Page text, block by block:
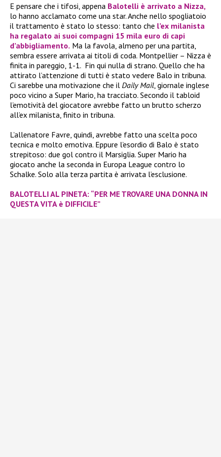
E pensare che i tifosi, appena Balotelli è arrivato a Nizza,
lo hanno acclamato come una star. Anche nello spogliatoio
il trattamento è stato lo stesso: tanto che l’ex milanista
ha regalato ai suoi compagni 15 mila euro di capi
d’abbigliamento. Ma la favola, almeno per una partita,
sembra essere arrivata ai titoli di coda. Montpellier – Nizza è
finita in pareggio, 1-1. Fin qui nulla di strano. Quello che ha
attirato l’attenzione di tutti è stato vedere Balo in tribuna.
Ci sarebbe una motivazione che il Daily Mail , giornale inglese
poco vicino a Super Mario, ha tracciato. Secondo il tabloid
l’emotività del giocatore avrebbe fatto un brutto scherzo
all’ex milanista, finito in tribuna.
L’allenatore Favre, quindi, avrebbe fatto una scelta poco
tecnica e molto emotiva. Eppure l’esordio di Balo è stato
strepitoso: due gol contro il Marsiglia. Super Mario ha
giocato anche la seconda in Europa League contro lo
Schalke. Solo alla terza partita è arrivata l’esclusione.
BALOTELLI AL PINETA: “PER ME TROVARE UNA DONNA IN
QUESTA VITA è DIFFICILE”